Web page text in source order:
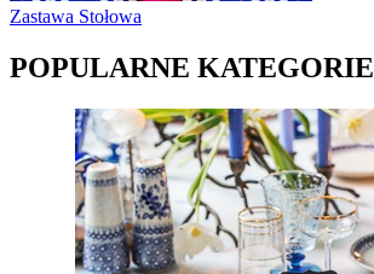
Zastawa Stołowa
POPULARNE KATEGORIE